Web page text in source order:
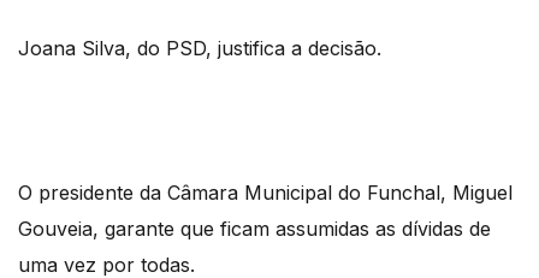
Joana Silva, do PSD, justifica a decisão.
O presidente da Câmara Municipal do Funchal, Miguel
Gouveia, garante que ficam assumidas as dívidas de
uma vez por todas.